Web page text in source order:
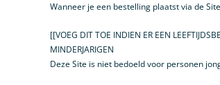
Wanneer je een bestelling plaatst via de
[[VOEG DIT TOE INDIEN ER EEN
MINDERJARIGEN
Deze Site is niet bedoeld voor personen